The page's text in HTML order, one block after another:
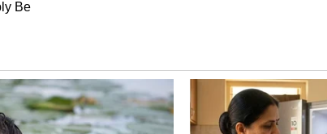
ಹಿಡಿದುಕೊಂಡು ಹೊರ ರಾಜ್ಯಕ್ಕೆ ಹೊರಡಲು ಅಣಿಯಾಗಿದ್ದ
ಆತನ್ನು ಪ್ರಶ್ನಿಸಿದಾಗ ತನ್ನ ಹೆಸರನ್ನು ರಾಜನ್ ಎಂದು ಆಂಗ್ಲ
ನೀಡಲು ರಾಜನ್ ನಿರಾಕರಿಸಿದ್ದಾನೆ. ಬಳಿಕ ಆತನ್ನು